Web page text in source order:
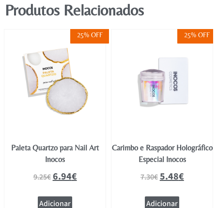
Produtos Relacionados
25% OFF
Paleta Quartzo para Nail Art
Inocos
9.25€6.94€
Adicionar
25% OFF
Carimbo e Raspador Holográfico
Especial Inocos
7.30€5.48€
Adicionar